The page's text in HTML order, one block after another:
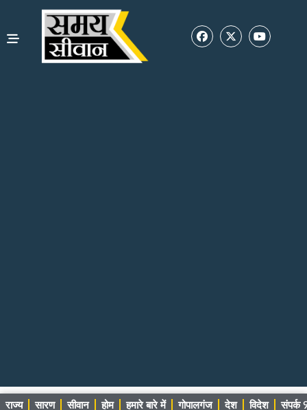
राज्य सारण सीवान होम हमारे बारे में गोपालगंज देश विदेश संपर्क